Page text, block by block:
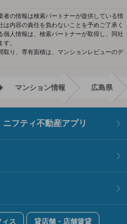
者の情報は検索パートナーが提供している情
内容の責任を負わないことを予めご了承く
人情報は、検索パートナーが取得し、同社
。
り、専有面積は、マンションレビューのデ
マンション情報 広島県
ニフティ不動産アプリ
ス 貸店舗・店舗賃貸